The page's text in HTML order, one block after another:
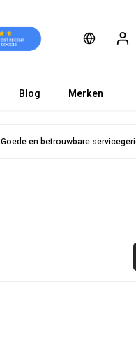
Blog Merken
Goede en betrouwbare